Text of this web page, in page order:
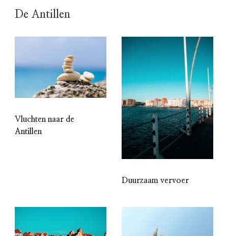
De Antillen
Vluchten naar de
Antillen
Duurzaam vervoer